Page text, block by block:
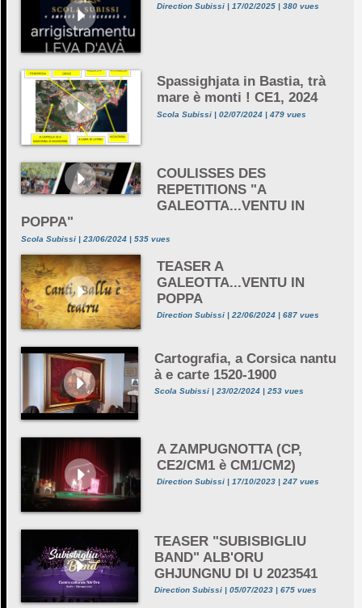
Direction Subissi | 17/02/2025 | 380 vues
Spassighjata in Bastia, trà
mare è monti ! CE1, 2024
Scola Subissi | 02/07/2024 | 479 vues
COULISSES DES
REPETITIONS "A
GALEOTTA...VENTU IN
POPPA"
Scola Subissi | 23/06/2024 | 535 vues
TEASER A
GALEOTTA...VENTU IN
POPPA
Direction Subissi | 22/06/2024 | 687 vues
Cartografia, a Corsica nantu
à e carte 1520-1900
Scola Subissi | 23/02/2024 | 253 vues
A ZAMPUGNOTTA (CP,
CE2/CM1 è CM1/CM2)
Direction Subissi | 17/10/2023 | 247 vues
TEASER "SUBISBIGLIU
BAND" ALB'ORU
GHJUNGNU DI U 2023541
Direction Subissi | 05/07/2023 | 675 vues